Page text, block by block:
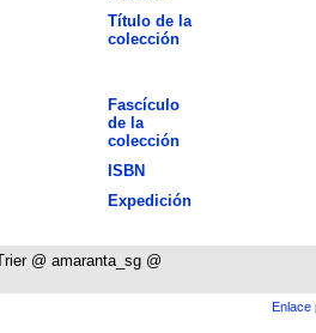
Título de la
colección
Fascículo
de la
colección
ISBN
Expedición
@ amaranta_sg @
Enlace